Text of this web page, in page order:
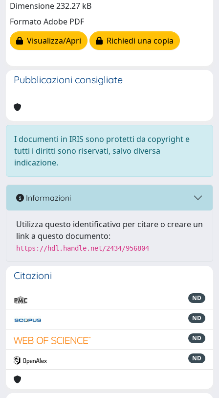
Dimensione 232.27 kB
Formato Adobe PDF
Visualizza/Apri
Richiedi una copia
Pubblicazioni consigliate
I documenti in IRIS sono protetti da copyright e
tutti i diritti sono riservati, salvo diversa
indicazione.
Informazioni
Utilizza questo identificativo per citare o creare un
link a questo documento:
https://hdl.handle.net/2434/956804
Citazioni
ND
ND
ND
ND